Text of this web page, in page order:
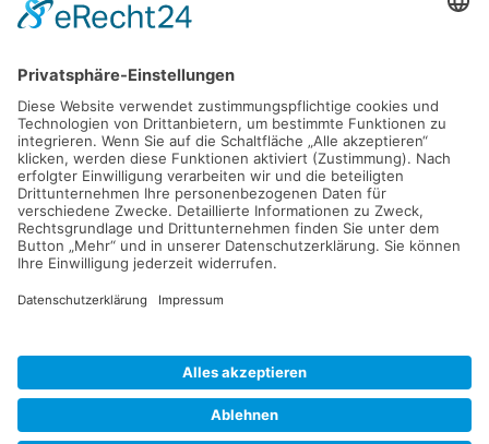
Bamberg
Putzen Privat
Fensterreinigung Solarreinigung
Raffstores Reinigung Teppichbodenreinigung
Heizkörperreiniger Entrümpelung